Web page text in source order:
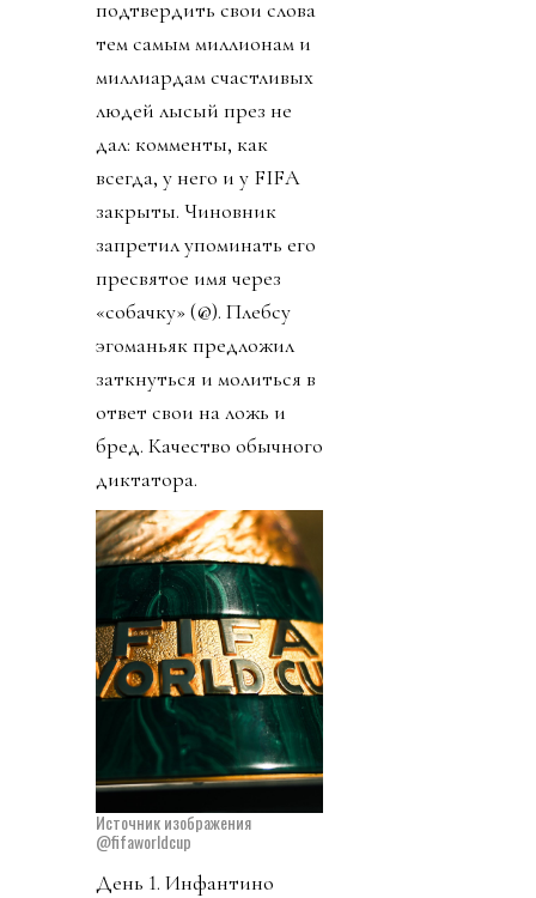
подтвердить свои слова
тем самым миллионам и
миллиардам счастливых
людей лысый през не
дал: комменты, как
всегда, у него и у FIFA
закрыты. Чиновник
запретил упоминать его
пресвятое имя через
«собачку» (@). Плебсу
эгоманьяк предложил
заткнуться и молиться в
ответ свои на ложь и
бред. Качество обычного
диктатора.
Источник изображения
@fifaworldcup
День 1. Инфантино